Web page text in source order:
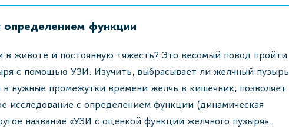
функции
в животе и постоянную тяжесть? Это весомый повод пройти
с помощью УЗИ. Изучить, выбрасывает ли желчный пузырь
в нужные промежутки времени желчь в кишечник, позволяет
исследование с определением функции (динамическая
название «УЗИ с оценкой функции желчного пузыря».